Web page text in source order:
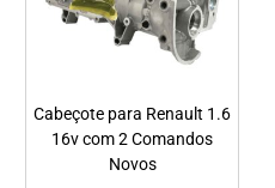
Cabeçote para Renault 1.6
16v com 2 Comandos
Novos